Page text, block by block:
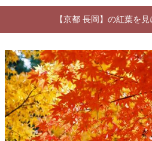
【京都 長岡】の紅葉を